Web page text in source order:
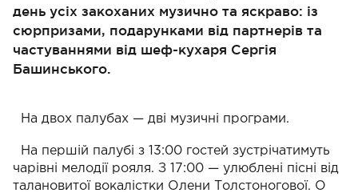
день усіх закоханих музично та яскраво: із
сюрпризами, подарунками від партнерів та
частуваннями від шеф-кухаря Сергія
Башинського.
На двох палубах — дві музичні програми.
На першій палубі з 13:00 гостей зустрічатимуть
чарівні мелодії рояля. З 17:00 — улюблені пісні від
талановитої вокалістки Олени Толстоногової. О